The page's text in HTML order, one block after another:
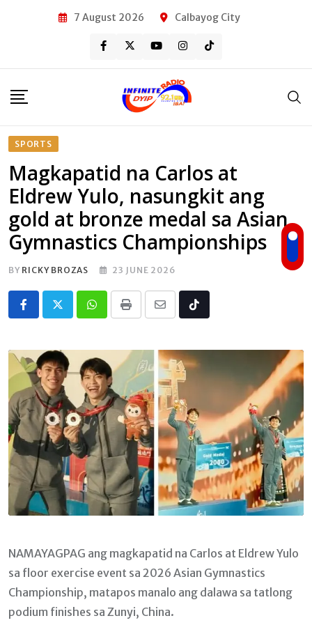
7 August 2026 Calbayog City
SPORTS
Magkapatid na Carlos at
Eldrew Yulo, nasungkit ang
gold at bronze medal sa Asian
Gymnastics Championships
BY RICKY BROZAS 23 JUNE 2026
Whatsapp
Print
Share
Email
Tiktok
NAMAYAGPAG ang magkapatid na Carlos at Eldrew Yulo
sa floor exercise event sa 2026 Asian Gymnastics
Championship, matapos manalo ang dalawa sa tatlong
podium finishes sa Zunyi, China.